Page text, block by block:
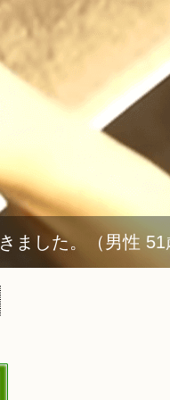
。（男性 51歳 会